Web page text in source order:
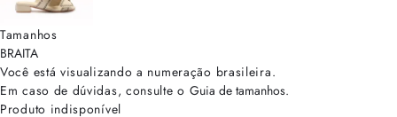
Tamanhos
BRAITA
Você está visualizando a numeração brasileira.
Em caso de dúvidas, consulte o Guia de tamanhos.
Produto indisponível